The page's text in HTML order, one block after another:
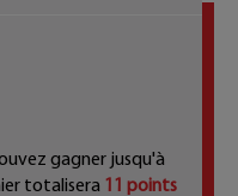
gagner jusqu'à
totalisera 11 points